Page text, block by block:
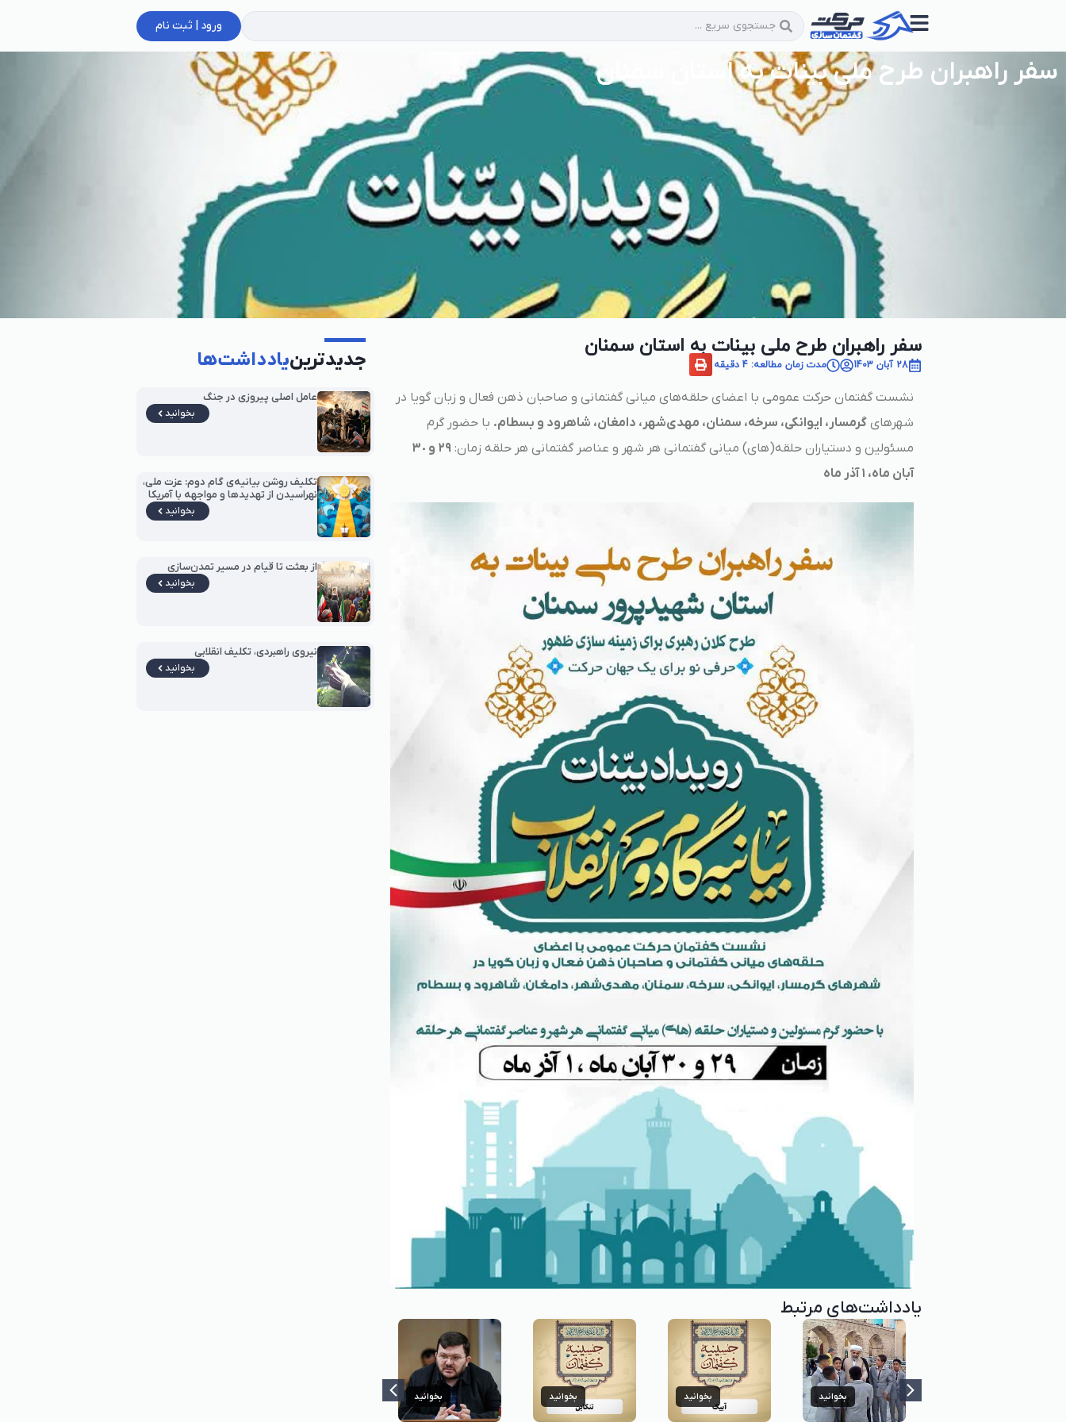
ورود | ثبت نام
سفر راهبران طرح ملی بینات به استان سمنان
سفر راهبران طرح ملی بینات به استان سمنان
28 آبان 1403 مدت زمان مطالعه: 4 دقیقه
نشست گفتمان حرکت عمومی با اعضای حلقه‌های میانی گفتمانی و صاحبان ذهن فعال و زبان گویا در
شهرهای گرمسار، ایوانکی، سرخه، سمنان، مهدی‌شهر، دامغان، شاهرود و بسطام. با حضور گرم
مسئولین و دستیاران حلقه(های) میانی گفتمانی هر شهر و عناصر گفتمانی هر حلقه زمان: ٢٩
و ٣٠
آبان ماه، ١ آذر ماه
یادداشت‌های مرتبط
بخوانید بخوانید بخوانید بخوانید
جدیدترینیادداشت‌ها
عامل اصلی پیروزی در جنگ
بخوانید
تکلیف روشن بیانیه‌ی گام دوم: عزت ملی،
نهراسیدن از تهدیدها و مواجهه با آمریکا
بخوانید
از بعثت تا قیام در مسیر تمدن‌سازی
بخوانید
نیروی راهبردی، تکلیف انقلابی
بخوانید